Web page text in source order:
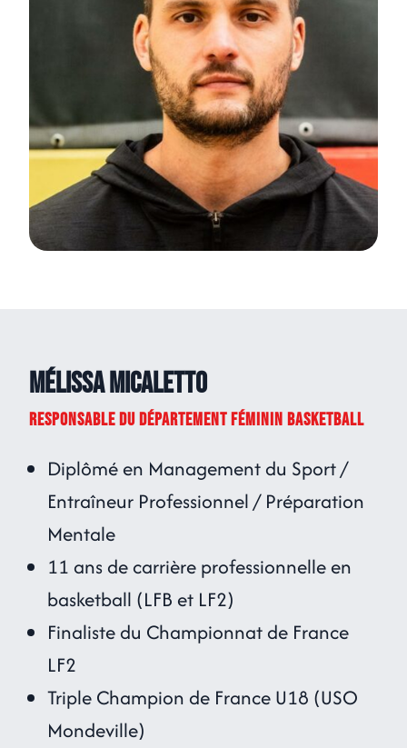
Mélissa MICALETTO
RESPONSABLE DU DÉPARTEMENT FÉMININ BASKETBALL
Diplômé en Management du Sport /
Entraîneur Professionnel / Préparation
Mentale
11 ans de carrière professionnelle en
basketball (LFB et LF2)
Finaliste du Championnat de France
LF2
Triple Champion de France U18 (USO
Mondeville)